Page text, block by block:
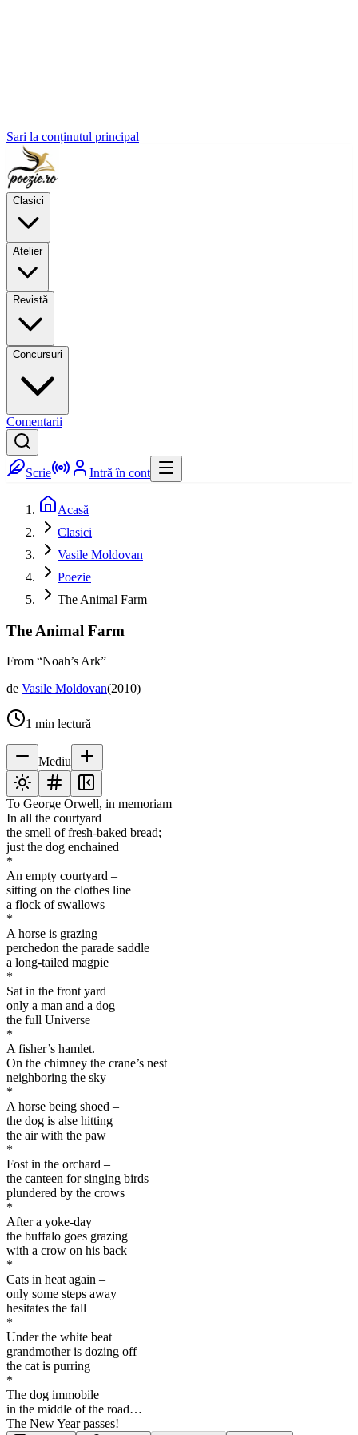
Sari la conținutul principal
Clasici
Atelier
Revistă
Concursuri
Comentarii
Scrie Intră în cont
Acasă
Clasici
Vasile Moldovan
Poezie
The Animal Farm
The Animal Farm
From “Noah’s Ark”
de Vasile Moldovan(2010)
1 min lectură
Mediu
To George Orwell, in memoriam
In all the courtyard
the smell of fresh-baked bread;
just the dog enchained
*
An empty courtyard –
sitting on the clothes line
a flock of swallows
*
A horse is grazing –
perchedon the parade saddle
a long-tailed magpie
*
Sat in the front yard
only a man and a dog –
the full Universe
*
A fisher’s hamlet.
On the chimney the crane’s nest
neighboring the sky
*
A horse being shoed –
the dog is alse hitting
the air with the paw
*
Fost in the orchard –
the canteen for singing birds
plundered by the crows
*
After a yoke-day
the buffalo goes grazing
with a crow on his back
*
Cats in heat again –
only some steps away
hesitates the fall
*
Under the white beat
grandmother is dozing off –
the cat is purring
*
The dog immobile
in the middle of the road…
The New Year passes!